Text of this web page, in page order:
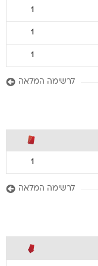
1
1
1
לרשימה המלאה
1
לרשימה המלאה